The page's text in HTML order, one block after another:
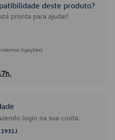
deste produto?
pronta para ajudar!
ligações)
login na sua conta.